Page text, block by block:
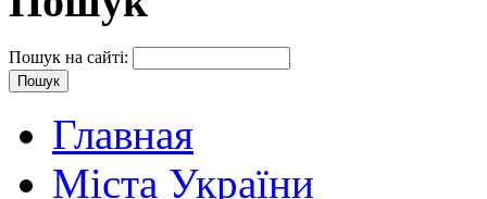
Пошук на сайті:
Главная
Міста України